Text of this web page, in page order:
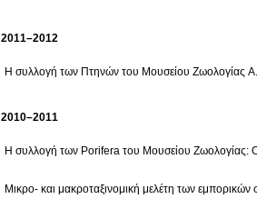
2011–2012
Η συλλογή των Πτηνών του Μουσείου Ζωολογίας
2010–2011
Η συλλογή των Porifera του Mουσείου Ζωολογίας:
Μικρο- και μακροταξινομική μελέτη των εμπορικών